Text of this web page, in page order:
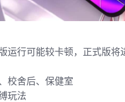
运行可能较卡顿，正式版将
校舍后、保健室
玩法